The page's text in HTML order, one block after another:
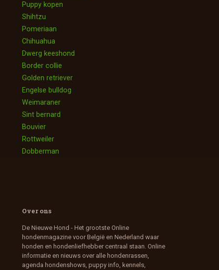
Puppy kopen
Shihtzu
Pomeriaan
Chihuahua
Dwerg keeshond
Border collie
Golden retriever
Engelse bulldog
Weimaraner
Sint bernard
Bouvier
Rottweiler
Dobberman
Over ons
De Nieuwe Hond - Het grootste Online
hondenmagazine voor België en Nederland waar
honden en hondenliefhebber centraal staan. Online
informatie en nieuws over alle hondenrassen,
agenda hondenshows, puppy info, kennels,